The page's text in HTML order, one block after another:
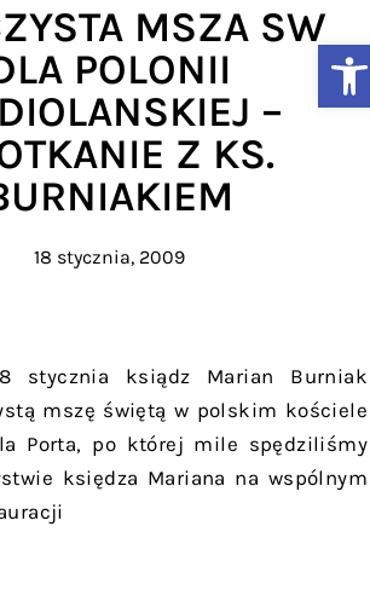
MSZA SW
POLONII
–
Z KS.
18 stycznia, 2009
stycznia ksiądz Marian Burniak
mszę świętą w polskim kościele
Porta, po której mile spędziliśmy
księdza Mariana na wspólnym